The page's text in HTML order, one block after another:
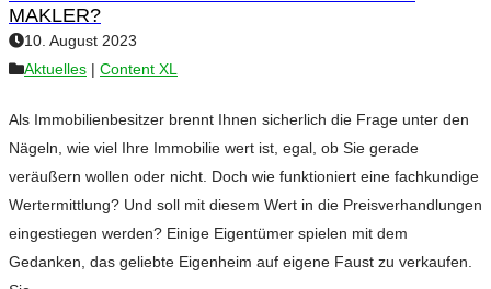
MAKLER?
10. August 2023
Aktuelles | Content XL
Als Immobilienbesitzer brennt Ihnen sicherlich die Frage unter den
Nägeln, wie viel Ihre Immobilie wert ist, egal, ob Sie gerade
veräußern wollen oder nicht. Doch wie funktioniert eine fachkundige
Wertermittlung? Und soll mit diesem Wert in die Preisverhandlungen
eingestiegen werden? Einige Eigentümer spielen mit dem
Gedanken, das geliebte Eigenheim auf eigene Faust zu verkaufen.